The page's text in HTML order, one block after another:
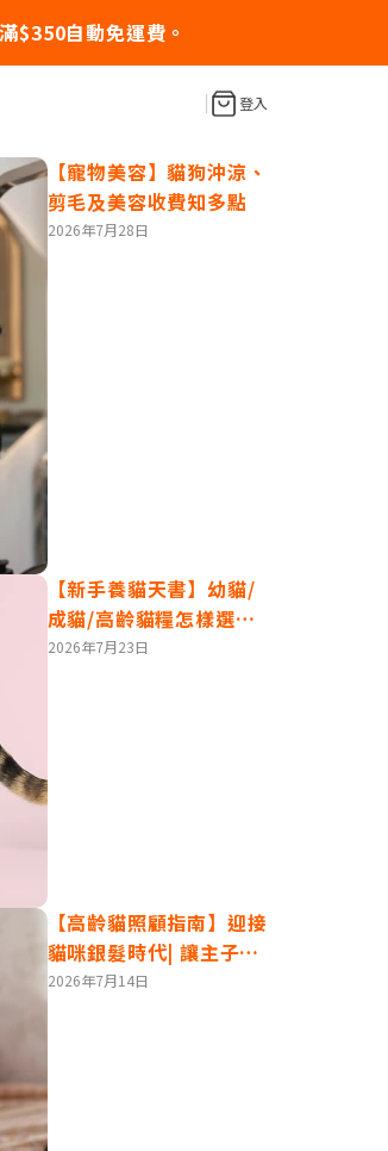
$350自動免運費。
登入
【寵物美容】貓狗沖涼、
剪毛及美容收費知多點
2026年7月28日
【新手養貓天書】幼貓/
成貓/高齡貓糧怎樣選？
貓乾糧vs貓濕糧| 轉糧方
2026年7月23日
【高齡貓照顧指南】迎接
貓咪銀髮時代| 讓主子安
享晚年生活
2026年7月14日